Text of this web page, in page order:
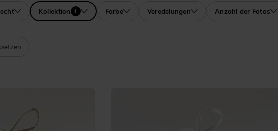
Kollektion 1 Farbe Veredelungen Anzahl der Fotos